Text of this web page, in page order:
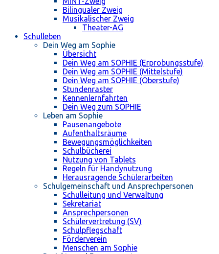
Bilingualer Zweig
Musikalischer Zweig
Theater-AG
Schulleben
Dein Weg am Sophie
Übersicht
Dein Weg am SOPHIE (Erprobungsstufe)
Dein Weg am SOPHIE (Mittelstufe)
Dein Weg am SOPHIE (Oberstufe)
Stundenraster
Kennenlernfahrten
Dein Weg zum SOPHIE
Leben am Sophie
Pausenangebote
Aufenthaltsräume
Bewegungsmöglichkeiten
Schulbücherei
Nutzung von Tablets
Regeln für Handynutzung
Herausragende Schülerarbeiten
Schulgemeinschaft und Ansprechpersonen
Schulleitung und Verwaltung
Sekretariat
Ansprechpersonen
Schülervertretung (SV)
Schulpflegschaft
Förderverein
Menschen am Sophie